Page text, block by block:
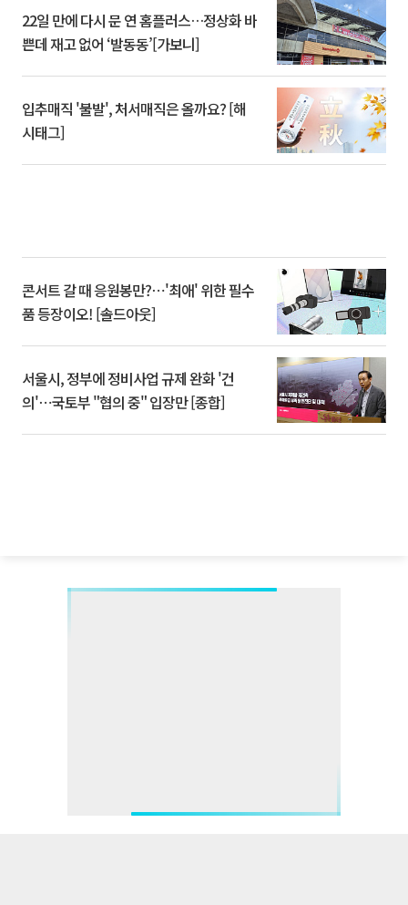
22일 만에 다시 문 연 홈플러스…정상화 바
쁜데 재고 없어 ‘발동동’[가보니]
입추매직 '불발', 처서매직은 올까요? [해
시태그]
콘서트 갈 때 응원봉만?⋯'최애' 위한 필수
품 등장이오! [솔드아웃]
서울시, 정부에 정비사업 규제 완화 '건
의'⋯국토부 "협의 중" 입장만 [종합]